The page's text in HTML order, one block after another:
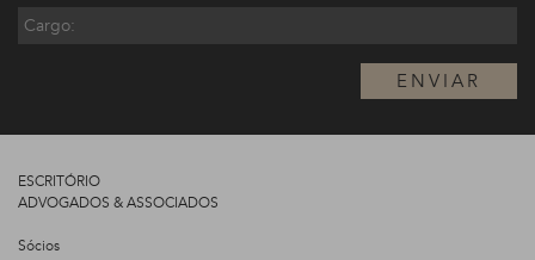
ENVIAR
ESCRITÓRIO
ADVOGADOS & ASSOCIADOS
Sócios